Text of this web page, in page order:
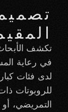
تكشف
في رعاية
لدى فئات
للروبوتات
التمريضي،